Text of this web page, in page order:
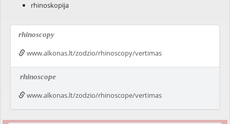
rhinoskopija
rhinoscopy
www.alkonas.lt/zodzio/rhinoscopy/vertimas
rhinoscope
www.alkonas.lt/zodzio/rhinoscope/vertimas